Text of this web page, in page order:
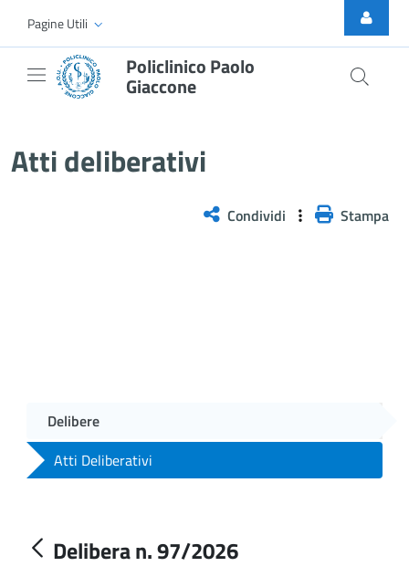
Skip to Main Content
Pagine Utili
Policlinico Paolo
Giaccone
Atti deliberativi
Condividi Stampa
Delibere
Atti Deliberativi
Delibera n. 97/2026